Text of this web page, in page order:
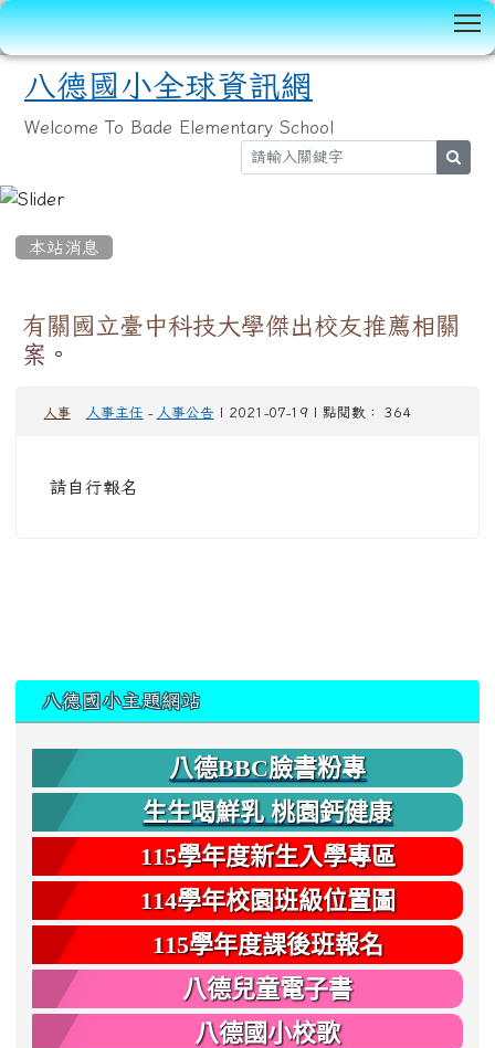
八德國小全球資訊網
Welcome To Bade Elementary School
本站消息
有關國立臺中科技大學傑出校友推薦相關
案。
人事 人事主任 - 人事公告 | 2021-07-19 | 點閱數： 364
請自行報名
八德國小主題網站
八德BBC臉書粉專
生生喝鮮乳 桃園鈣健康
115學年度新生入學專區
114學年校園班級位置圖
115學年度課後班報名
八德兒童電子書
八德國小校歌